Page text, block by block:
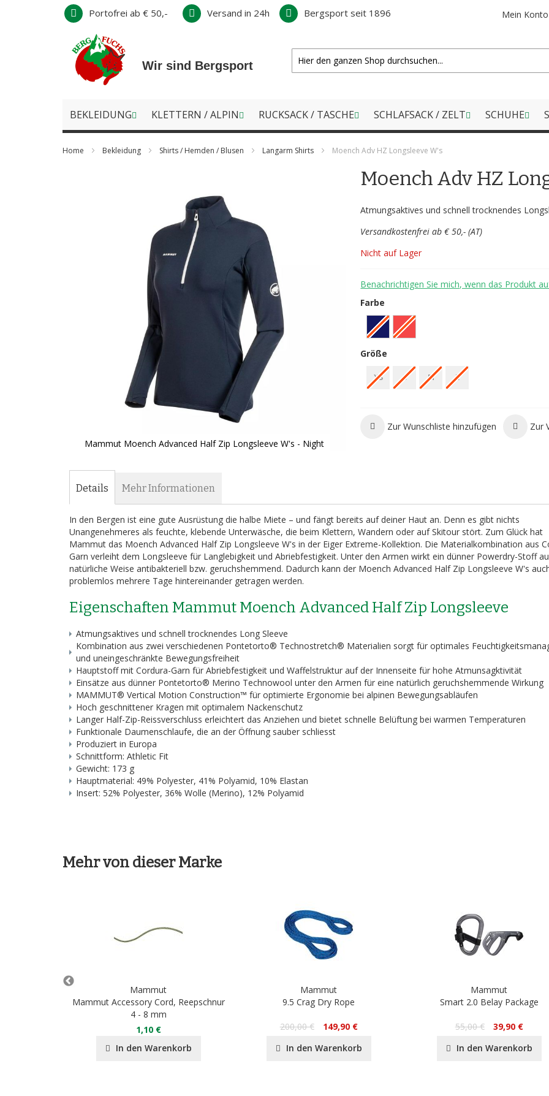
Direkt
Inhalt
Mein Konto
Portofrei ab € 50,- Versand in 24h Bergsport seit 1896
Wir sind Bergsport
BEKLEIDUNG KLETTERN / ALPIN RUCKSACK / TASCHE SCHLAFSACK / ZELT SCHUHE
Home Bekleidung Shirts / Hemden / Blusen Langarm Shirts Moench Adv HZ Longsleeve W's
Mammut Moench Advanced Half Zip Longsleeve W's - Night
Anfang
Bildergalerie
springen
Moench Adv HZ
Atmungsaktives und schnell trocknendes
Versandkostenfrei ab € 50,- (AT)
Nicht auf Lager
Benachrichtigen Sie mich, wenn das Produkt
Farbe
Größe
XS S M L
Zur Wunschliste hinzufügen Zur
Details
In den Bergen ist eine gute Ausrüstung die halbe Miete – und fängt bereits auf deiner Haut an. Denn es gibt nichts
Unangenehmeres als feuchte, klebende Unterwäsche, die beim Klettern, Wandern oder auf Skitour stört. Zum Glück hat
Mammut das Moench Advanced Half Zip Longsleeve W's in der Eiger Extreme-Kollektion. Die Materialkombination aus
Garn verleiht dem Longsleeve für Langlebigkeit und Abriebfestigkeit. Unter den Armen wirkt ein dünner Powerdry-Stoff
natürliche Weise antibakteriell bzw. geruchshemmend. Dadurch kann der Moench Advanced Half Zip Longsleeve W's
problemlos mehrere Tage hintereinander getragen werden.
Eigenschaften Mammut Moench Advanced Half Zip Longsleeve
Atmungsaktives und schnell trocknendes Long Sleeve
Kombination aus zwei verschiedenen Pontetorto® Technostretch® Materialien sorgt für optimales
und uneingeschränkte Bewegungsfreiheit
Hauptstoff mit Cordura-Garn für Abriebfestigkeit und Waffelstruktur auf der Innenseite für hohe Atmunsagktivität
Einsätze aus dünner Pontetorto® Merino Technowool unter den Armen für eine natürlich geruchshemmende Wirkung
MAMMUT® Vertical Motion Construction™ für optimierte Ergonomie bei alpinen Bewegungsabläufen
Hoch geschnittener Kragen mit optimalem Nackenschutz
Langer Half-Zip-Reissverschluss erleichtert das Anziehen und bietet schnelle Belüftung bei warmen Temperaturen
Funktionale Daumenschlaufe, die an der Öffnung sauber schliesst
Produziert in Europa
Schnittform: Athletic Fit
Gewicht: 173 g
Hauptmaterial: 49% Polyester, 41% Polyamid, 10% Elastan
Insert: 52% Polyester, 36% Wolle (Merino), 12% Polyamid
Mehr Informationen
Mehr von dieser Marke
Mammut
Mammut Accessory Cord, Reepschnur
4 - 8 mm
1,10 €
In den Warenkorb
Mammut
9.5 Crag Dry Rope
200,00 €
149,90 €
In den Warenkorb
Mammut
Smart 2.0 Belay Package
55,00 €
39,90 €
In den Warenkorb